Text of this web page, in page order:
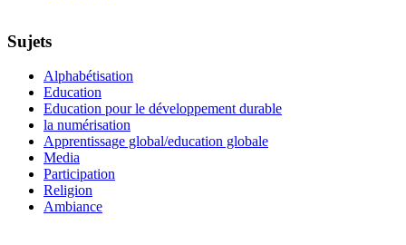
Sujets
Alphabétisation
Education
Education pour le développement durable
la numérisation
Apprentissage global/education globale
Media
Participation
Religion
Ambiance